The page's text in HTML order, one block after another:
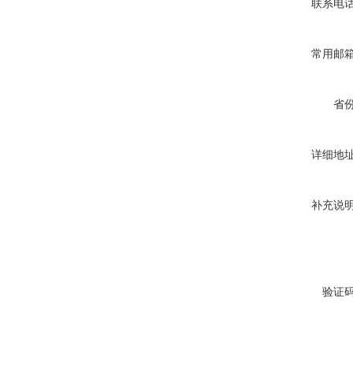
联系电
常用邮
省
详细地
补充说
验证